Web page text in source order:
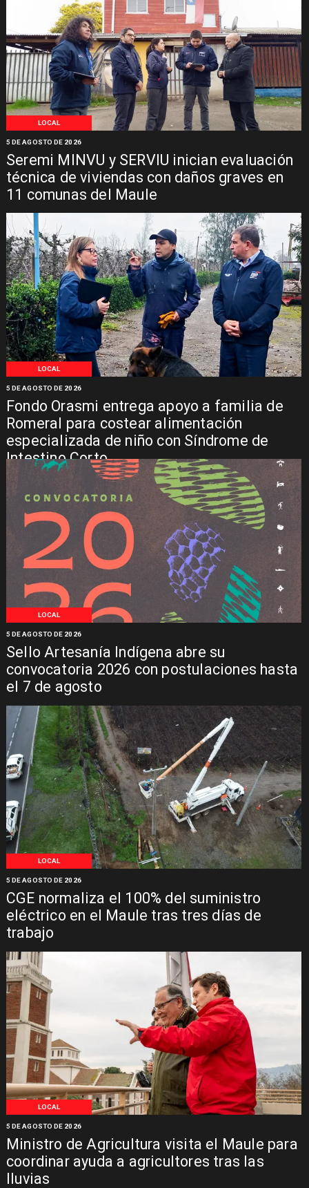
LOCAL
Seremi MINVU y SERVIU inician evaluación
técnica de viviendas con daños graves en
11 comunas del Maule
5 DE AGOSTO DE 2026
LOCAL
Fondo Orasmi entrega apoyo a familia de
Romeral para costear alimentación
especializada de niño con Síndrome de
Intestino Corto
5 DE AGOSTO DE 2026
LOCAL
Sello Artesanía Indígena abre su
convocatoria 2026 con postulaciones hasta
el 7 de agosto
5 DE AGOSTO DE 2026
LOCAL
CGE normaliza el 100% del suministro
eléctrico en el Maule tras tres días de
trabajo
5 DE AGOSTO DE 2026
LOCAL
Ministro de Agricultura visita el Maule para
coordinar ayuda a agricultores tras las
lluvias
5 DE AGOSTO DE 2026